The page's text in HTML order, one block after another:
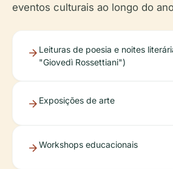
eventos culturais ao longo do
Leituras de poesia e noites
"Giovedì Rossettiani")
Exposições de arte
Workshops educacionais